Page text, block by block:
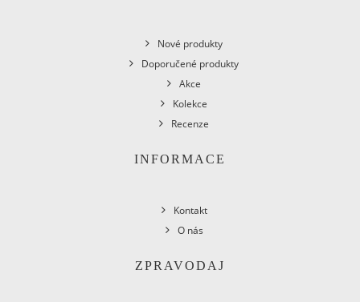
Nové produkty
Doporučené produkty
Akce
Kolekce
Recenze
INFORMACE
Kontakt
O nás
ZPRAVODAJ